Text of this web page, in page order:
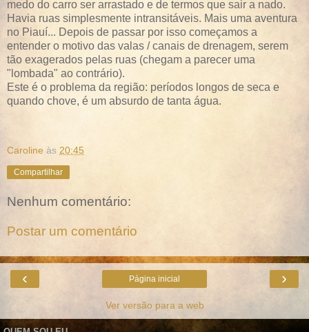
medo do carro ser arrastado e de termos que sair a nado.
Havia ruas simplesmente intransitáveis. Mais uma aventura
no Piauí... Depois de passar por isso começamos a
entender o motivo das valas / canais de drenagem, serem
tão exagerados pelas ruas (chegam a parecer uma
"lombada" ao contrário).
Este é o problema da região: períodos longos de seca e
quando chove, é um absurdo de tanta água.
Caroline às 20:45
Compartilhar
Nenhum comentário:
Postar um comentário
‹ ›
Página inicial
Ver versão para a web